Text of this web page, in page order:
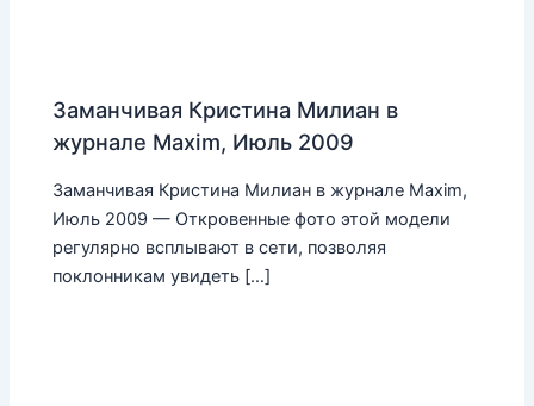
Заманчивая Кристина Милиан в
журнале Maxim, Июль 2009
Заманчивая Кристина Милиан в журнале Maxim,
Июль 2009 — Откровенные фото этой модели
регулярно всплывают в сети, позволяя
поклонникам увидеть […]